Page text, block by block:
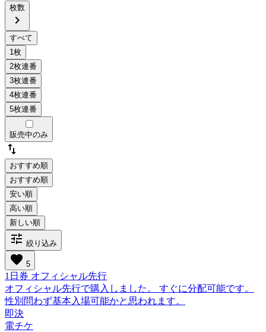
枚数
chevron_right
販売中のみ
swap_vert
おすすめ順
tune 絞り込み
favorite 5
1日券 オフィシャル先行
オフィシャル先行で購入しました。 すぐに分配可能です。
性別問わず基本入場可能かと思われます。
即決
電チケ